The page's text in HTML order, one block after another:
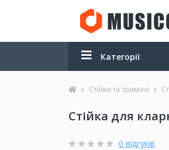
Категорії
Стійки та тримачі
Стійка для
0 відгуків